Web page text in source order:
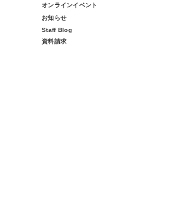
オンラインイベント
お知らせ
Staff Blog
資料請求